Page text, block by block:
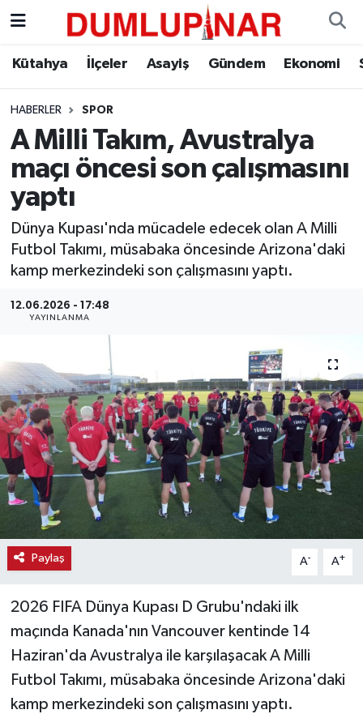
Kütahya İlçeler Asayiş Gündem Ekonomi
HABERLER SPOR
A Milli Takım, Avustralya
maçı öncesi son çalışmasını
yaptı
Dünya Kupası'nda mücadele edecek olan A Milli
Futbol Takımı, müsabaka öncesinde Arizona'daki
kamp merkezindeki son çalışmasını yaptı.
12.06.2026 - 17:48
YAYINLANMA
Paylaş A- A+
2026 FIFA Dünya Kupası D Grubu'ndaki ilk
maçında Kanada'nın Vancouver kentinde 14
Haziran'da Avustralya ile karşılaşacak A Milli
Futbol Takımı, müsabaka öncesinde Arizona'daki
kamp merkezindeki son çalışmasını yaptı.
Asayiş
Diğer
Dünya
Eğitim
Ekonomi
Eleman
Emlak
Haber
Haber İlanlar
Kültür-Sanat
Magazin
Resmi İlanlar
Sağlık
Seri İlan
Siyaset
Kütahya Hava Durumu
Kütahya Trafik Yoğunluk Haritası
Süper Lig Puan Durumu ve Fikstür
Tüm Manşetler
Son Dakika Haberleri
Haber Arşivi